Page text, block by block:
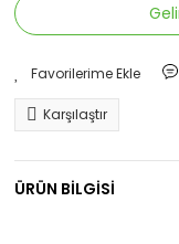
Karşılaştır
ÜRÜN BİLGİSİ